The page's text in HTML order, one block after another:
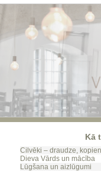
Kā
Cilvēki – draudze,
Dieva Vārds un mācība
Lūgšana un aizlūgumi